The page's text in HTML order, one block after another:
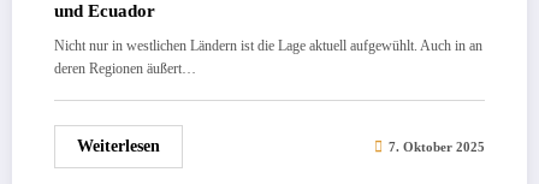
und Ecuador
Nicht nur in westlichen Ländern ist die Lage aktuell aufgewühlt. Auch in an
deren Regionen äußert…
Weiterlesen 7. Oktober 2025